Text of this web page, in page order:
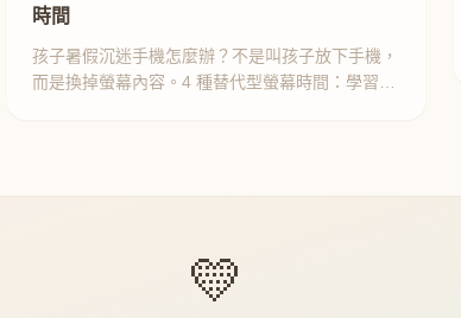
時間
孩子暑假沉迷手機怎麼辦？不是叫孩子放下手機，
而是換掉螢幕內容。4 種替代型螢幕時間：學習型
💛